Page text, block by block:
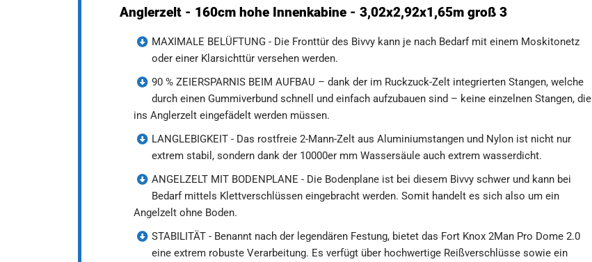
Anglerzelt - 160cm hohe Innenkabine - 3,02x2,92x1,65m groß 3
MAXIMALE BELÜFTUNG - Die Fronttür des Bivvy kann je nach Bedarf mit einem Moskitonetz
oder einer Klarsichttür versehen werden.
90 % ZEIERSPARNIS BEIM AUFBAU – dank der im Ruckzuck-Zelt integrierten Stangen, welche
durch einen Gummiverbund schnell und einfach aufzubauen sind – keine einzelnen Stangen, die
ins Anglerzelt eingefädelt werden müssen.
LANGLEBIGKEIT - Das rostfreie 2-Mann-Zelt aus Aluminiumstangen und Nylon ist nicht nur
extrem stabil, sondern dank der 10000er mm Wassersäule auch extrem wasserdicht.
ANGELZELT MIT BODENPLANE - Die Bodenplane ist bei diesem Bivvy schwer und kann bei
Bedarf mittels Klettverschlüssen eingebracht werden. Somit handelt es sich also um ein
Angelzelt ohne Boden.
STABILITÄT - Benannt nach der legendären Festung, bietet das Fort Knox 2Man Pro Dome 2.0
eine extrem robuste Verarbeitung. Es verfügt über hochwertige Reißverschlüsse sowie ein